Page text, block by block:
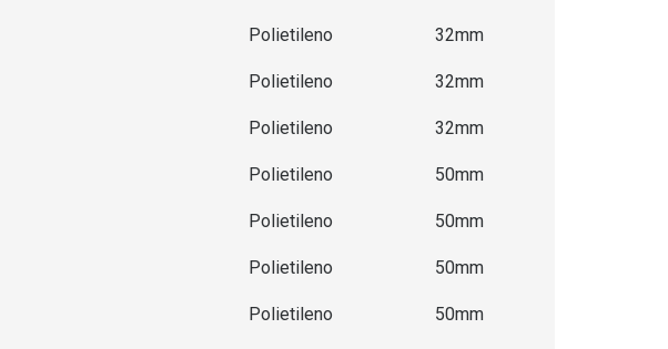
Polietileno 32mm
Polietileno 32mm
Polietileno 32mm
Polietileno 50mm
Polietileno 50mm
Polietileno 50mm
Polietileno 50mm